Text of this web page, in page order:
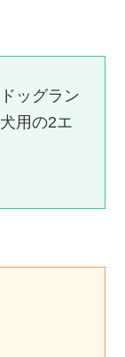
ッグラン
用の2エ